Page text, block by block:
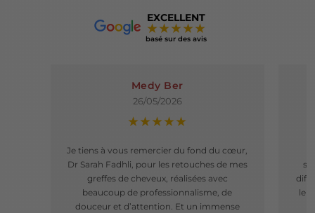
EXCELLENT
★★★★★
basé sur des avis
Medy Ber
26/05/2026
★★★★★
Je tiens à vous remercier du fond du cœur,
Dr Sarah Fadhli, pour les retouches de mes
greffes de cheveux, réalisées avec
beaucoup de professionnalisme, de
douceur et d’attention. Et un immense